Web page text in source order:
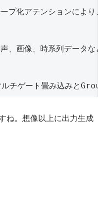
プ化アテンションにより
、画像、時系列データな
チゲート畳み込みと
ね。想像以上に出力生成